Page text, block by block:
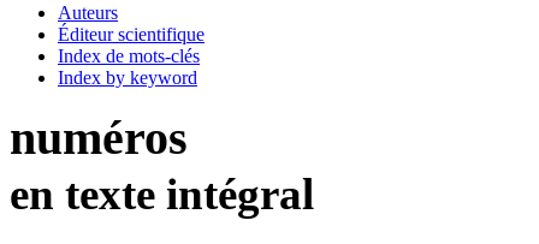
Auteurs
Éditeur scientifique
Index de mots-clés
Index by keyword
numéros
en texte intégral